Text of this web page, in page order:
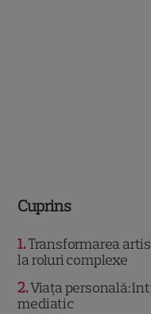
Cuprins
1 Transformarea
la roluri complexe
2 Viața personală:
mediatic